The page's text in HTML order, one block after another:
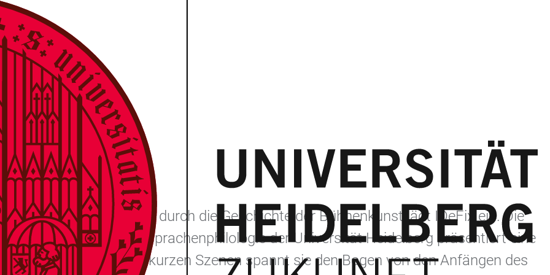
THEATER!
3, 69117 Heidelberg
Streifzug durch die Geschichte der Bühnenkunst lädt IDeFix ein. Die
Deutsch als Fremdsprachenphilologie der Universität Heidelberg präsentiert eine
Theater!“ steht. In 13 kurzen Szenen spannt sie den Bogen von den Anfängen des